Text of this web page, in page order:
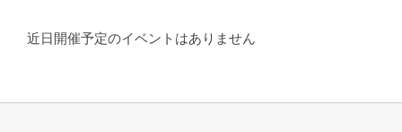
近日開催予定のイベントはありません